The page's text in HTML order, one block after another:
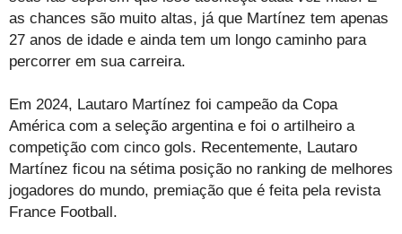
as chances são muito altas, já que Martínez tem apenas
27 anos de idade e ainda tem um longo caminho para
percorrer em sua carreira.
Em 2024, Lautaro Martínez foi campeão da Copa
América com a seleção argentina e foi o artilheiro a
competição com cinco gols. Recentemente, Lautaro
Martínez ficou na sétima posição no ranking de melhores
jogadores do mundo, premiação que é feita pela revista
France Football.